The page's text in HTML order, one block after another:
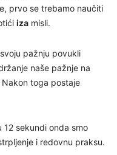
prvo se trebamo naučiti
iza misli.
pažnju povukli
naše pažnje na
toga postaje
sekundi onda smo
i redovnu praksu.